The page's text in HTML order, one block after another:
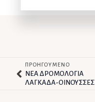
ΠΡΟΗΓΟΥΜΕΝΟ
ΝΕΑ ΔΡΟΜΟΛΟΓΙΑ
ΛΑΓΚΑΔΑ-ΟΙΝΟΥΣΣΕΣ